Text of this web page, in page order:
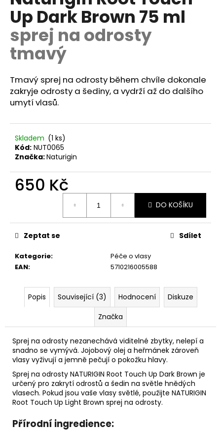
0,0
z
5
hvězdiček.
Up Dark Brown 75 ml
sprej na odrosty
tmavý
Tmavý sprej na odrosty během chvíle dokonale
zakryje odrosty a šediny, a vydrží až do dalšího
umytí vlasů.
Skladem (1 ks)
Kód: NUT0065
Značka:Naturigin
650 Kč
DO KOŠÍKU
Kategorie:
Péče o vlasy
EAN: 5710216005588
Zeptat se Sdílet
Popis Související (3) Hodnocení
Diskuze
Značka
Sprej na odrosty nezanechává viditelné zbytky, nelepí a
snadno se vymývá. Jojobový olej a heřmánek zároveň
vlasy vyživují a jemně pečují o pokožku hlavy.
Sprej na odrosty NATURIGIN Root Touch Up Dark Brown je
určený pro zakrytí odrostů a šedin na světle hnědých
vlasech. Pokud jsou vaše vlasy světlé, použijte NATURIGIN
Root Touch Up Light Brown sprej na odrosty.
Přírodní ingredience:
a
j
í
t
?
D
o
p
o
č
u
e
m
MARGARET
REPAIRING
HAND
CREAM
200
ML
REGENERAČNÍ
KRÉM
NA
RUCE